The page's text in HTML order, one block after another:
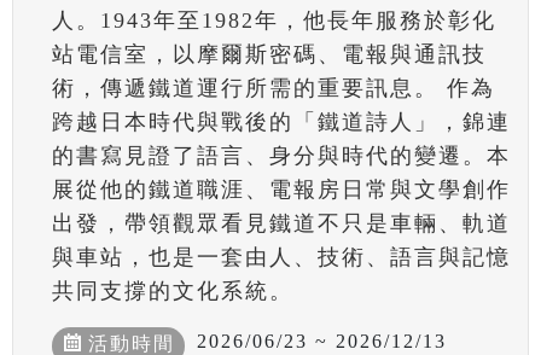
人。1943年至1982年，他長年服務於彰化
站電信室，以摩爾斯密碼、電報與通訊技
術，傳遞鐵道運行所需的重要訊息。 作為
跨越日本時代與戰後的「鐵道詩人」，錦連
的書寫見證了語言、身分與時代的變遷。本
展從他的鐵道職涯、電報房日常與文學創作
出發，帶領觀眾看見鐵道不只是車輛、軌道
與車站，也是一套由人、技術、語言與記憶
共同支撐的文化系統。
活動時間 2026/06/23 ~ 2026/12/13